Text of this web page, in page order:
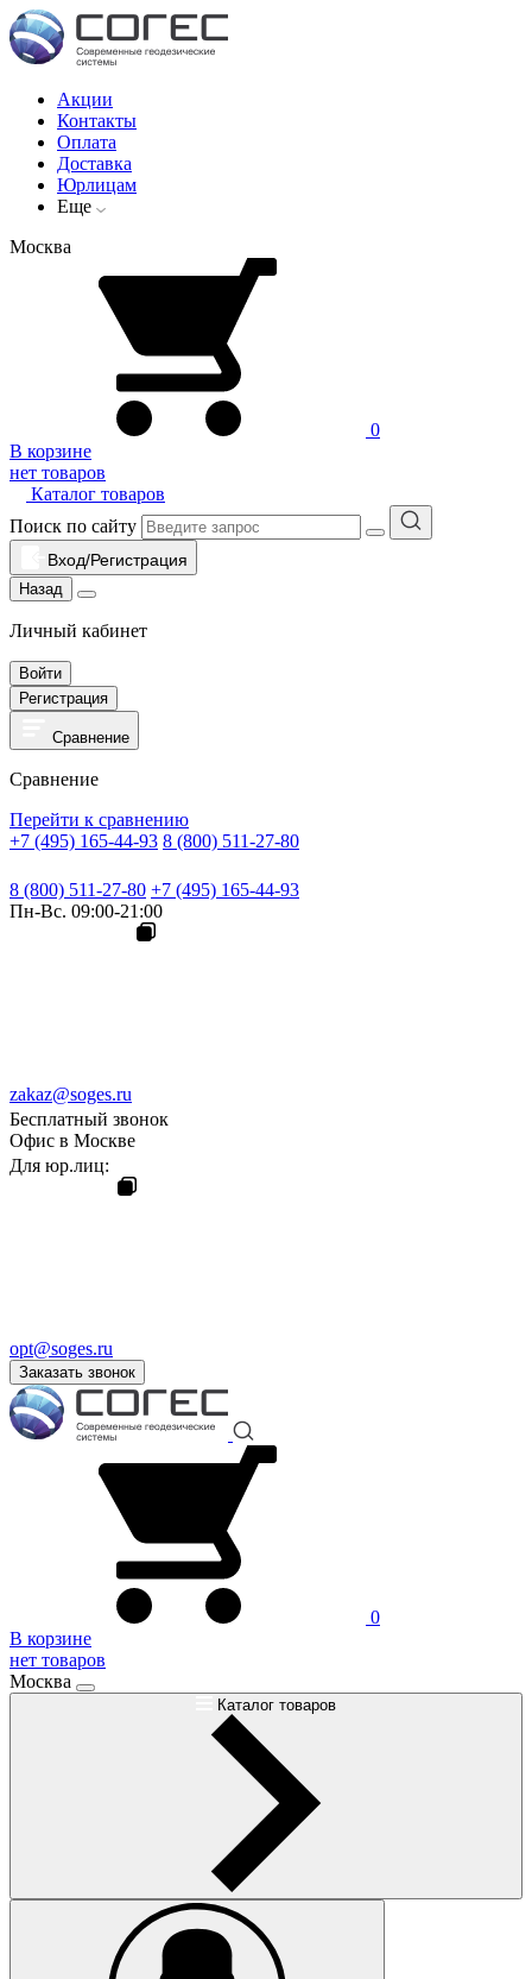
Акции
Контакты
Оплата
Доставка
Юрлицам
Еще
Москва
0
В корзине
нет товаров
Каталог товаров
Поиск по сайту
Вход/Регистрация
Назад
Личный кабинет
Войти
Регистрация
Сравнение
Сравнение
Перейти к сравнению
+7 (495) 165-44-93 8 (800) 511-27-80
8 (800) 511-27-80 +7 (495) 165-44-93
Пн-Вс. 09:00-21:00
zakaz@soges.ru
Бесплатный звонок
Офис в Москве
Для юр.лиц:
opt@soges.ru
Заказать звонок
0
В корзине
нет товаров
Москва
Каталог товаров